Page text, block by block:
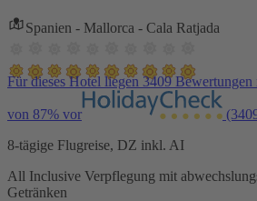
Spanien - Mallorca - Cala Ratjada
Für dieses Hotel liegen 3409
von 87% vor
8-tägige Flugreise, DZ inkl. AI
All Inclusive Verpflegung mit
Getränken